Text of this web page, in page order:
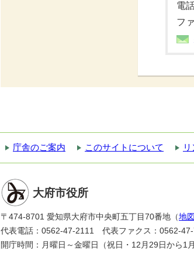
電
フ
庁舎のご案内 このサイトについて
大府市役所
〒474-8701 愛知県大府市中央町五丁目70番地（地図
代表電話：0562-47-2111 代表ファクス：0562-
開庁時間：月曜日～金曜日（祝日・12月29日から1